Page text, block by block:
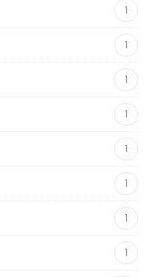
1
1
1
1
1
1
1
1